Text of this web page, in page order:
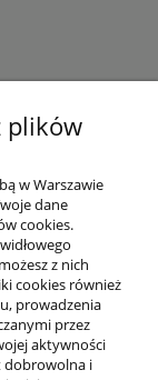
plików
w Warszawie
dane
cookies.
z nich
cookies również
prowadzenia
przez
aktywności
dobrowolna i